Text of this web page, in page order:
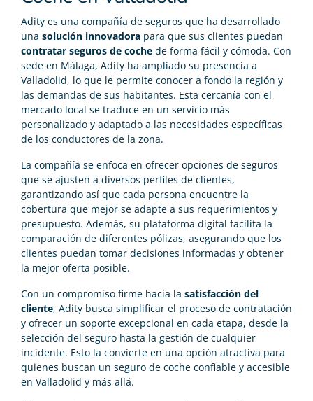
Adity es una compañía de seguros que ha desarrollado
una solución innovadora para que sus clientes puedan
contratar seguros de coche de forma fácil y cómoda. Con
sede en Málaga, Adity ha ampliado su presencia a
Valladolid, lo que le permite conocer a fondo la región y
las demandas de sus habitantes. Esta cercanía con el
mercado local se traduce en un servicio más
personalizado y adaptado a las necesidades específicas
de los conductores de la zona.
La compañía se enfoca en ofrecer opciones de seguros
que se ajusten a diversos perfiles de clientes,
garantizando así que cada persona encuentre la
cobertura que mejor se adapte a sus requerimientos y
presupuesto. Además, su plataforma digital facilita la
comparación de diferentes pólizas, asegurando que los
clientes puedan tomar decisiones informadas y obtener
la mejor oferta posible.
Con un compromiso firme hacia la satisfacción del
cliente, Adity busca simplificar el proceso de contratación
y ofrecer un soporte excepcional en cada etapa, desde la
selección del seguro hasta la gestión de cualquier
incidente. Esto la convierte en una opción atractiva para
quienes buscan un seguro de coche confiable y accesible
en Valladolid y más allá.